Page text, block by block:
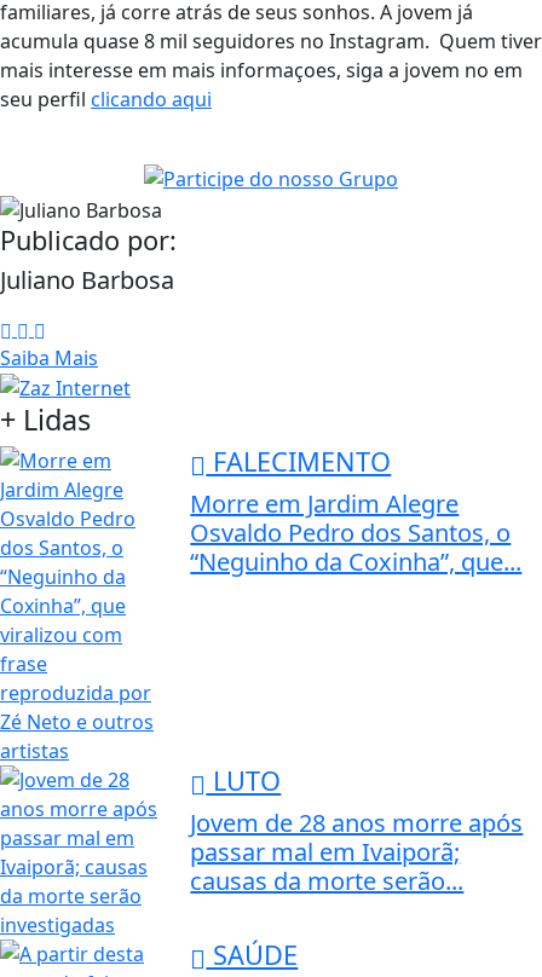
familiares, já corre atrás de seus sonhos. A jovem já
acumula quase 8 mil seguidores no Instagram. Quem tiver
mais interesse em mais informaçoes, siga a jovem no em
seu perfil clicando aqui
Publicado por:
Juliano Barbosa
Saiba Mais
+ Lidas
FALECIMENTO
Morre em Jardim Alegre
Osvaldo Pedro dos Santos, o
“Neguinho da Coxinha”, que...
LUTO
Jovem de 28 anos morre após
passar mal em Ivaiporã;
causas da morte serão...
SAÚDE